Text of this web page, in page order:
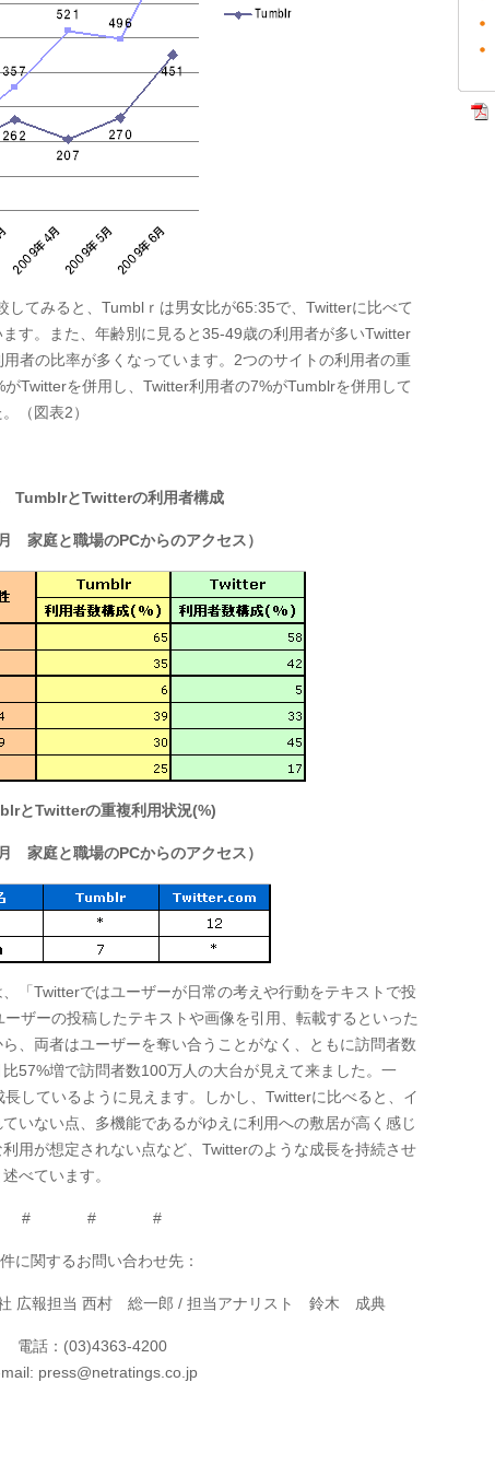
してみると、Tumblｒは男女比が65:35で、Twitterに比べて
す。また、年齢別に見ると35-49歳の利用者が多いTwitter
者の比率が多くなっています。2つのサイトの利用者の重
Twitterを併用し、Twitter利用者の7%がTumblrを併用して
（図表2）
TumblrとTwitterの利用者構成
家庭と職場のPCからのアクセス）
とTwitterの重複利用状況(%)
家庭と職場のPCからのアクセス）
「Twitterではユーザーが日常の考えや行動をテキストで投
ザーの投稿したテキストや画像を引用、転載するといった
、両者はユーザーを奪い合うことがなく、ともに訪問者数
57%増で訪問者数100万人の大台が見えて来ました。一
しているように見えます。しかし、Twitterに比べると、イ
いない点、多機能であるがゆえに利用への敷居が高く感じ
用が想定されない点など、Twitterのような成長を持続させ
べています。
# # #
に関するお問い合わせ先：
社 広報担当 西村 総一郎 / 担当アナリスト 鈴木 成典
電話：(03)4363-4200
press@netratings.co.jp